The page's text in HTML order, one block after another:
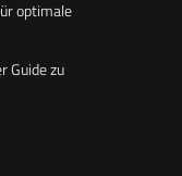
optimale
Guide zu